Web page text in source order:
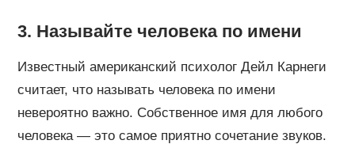
3. Называйте человека по имени
Известный американский психолог Дейл Карнеги
считает, что называть человека по имени
невероятно важно. Собственное имя для любого
человека — это самое приятно сочетание звуков.